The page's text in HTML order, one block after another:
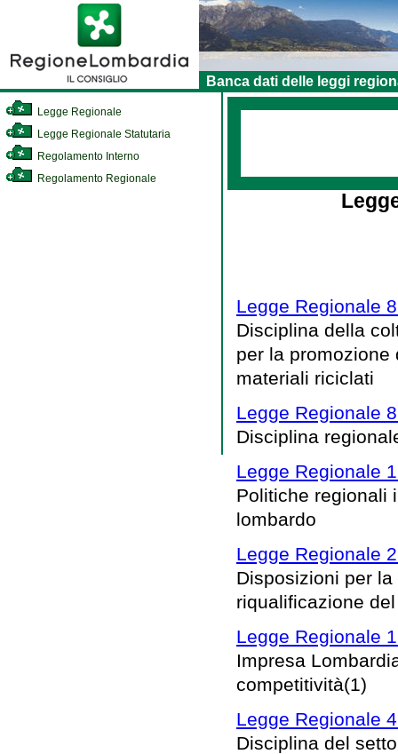
Banca dati delle leggi
Legge Regionale
Legge Regionale Statutaria
Regolamento Interno
Regolamento Regionale
Legge Regionale
Disciplina della
per la
materiali riciclati
Legge Regionale
Disciplina
Legge Regionale
Politiche regionali
lombardo
Legge Regionale
Disposizioni per
riqualificazione
Legge Regionale
Impresa
competitività(1)
Legge Regionale
Disciplina del